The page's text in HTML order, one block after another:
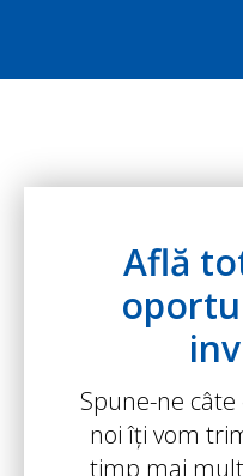
Află
Spune-ne
noi îți vom
timp mai